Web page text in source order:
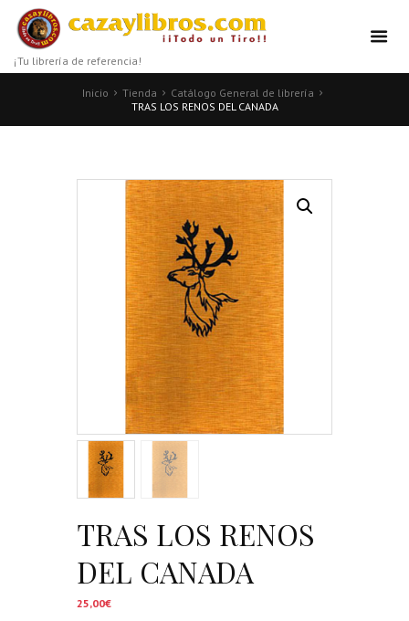
¡Tu librería de referencia!
Inicio Tienda
Catálogo General de librería
TRAS LOS RENOS DEL CANADA
TRAS LOS RENOS
DEL CANADA
25,00€